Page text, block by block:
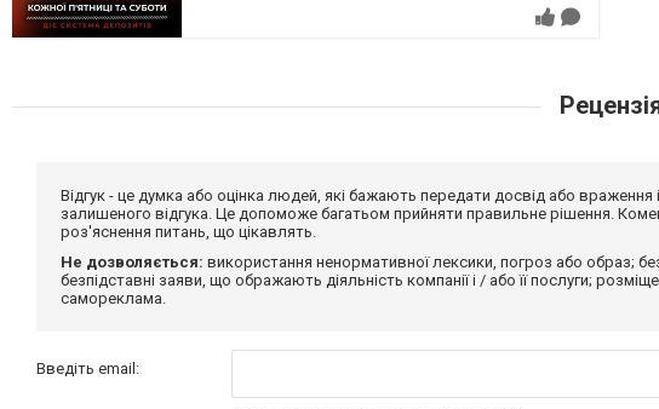
Відгук - це думка або оцінка людей, які бажають передати досвід або
залишеного відгука. Це допоможе багатьом прийняти правильне рішення.
роз'яснення питань, що цікавлять.
Не дозволяється: використання ненормативної лексики, погроз або образ;
безпідставні заяви, що ображають діяльність компанії і / або її послуги;
самореклама.
Введіть email: